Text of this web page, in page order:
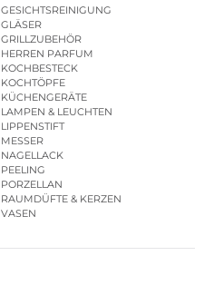
GESICHTSREINIGUNG
GLÄSER
GRILLZUBEHÖR
HERREN PARFUM
KOCHBESTECK
KOCHTÖPFE
KÜCHENGERÄTE
LAMPEN & LEUCHTEN
LIPPENSTIFT
MESSER
NAGELLACK
PEELING
PORZELLAN
RAUMDÜFTE & KERZEN
VASEN